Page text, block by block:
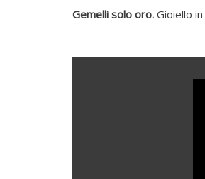
Gemelli solo oro. Gioiello